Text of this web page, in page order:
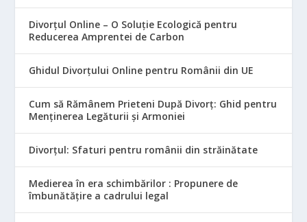
Divorțul Online – O Soluție Ecologică pentru
Reducerea Amprentei de Carbon
Ghidul Divorțului Online pentru Românii din UE
Cum să Rămânem Prieteni După Divorț: Ghid pentru
Menținerea Legăturii și Armoniei
Divorțul: Sfaturi pentru românii din străinătate
Medierea în era schimbărilor : Propunere de
îmbunătățire a cadrului legal